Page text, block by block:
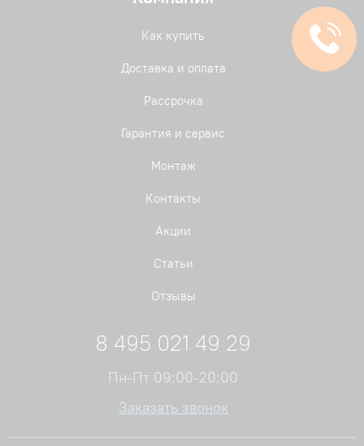
Как купить
Доставка и оплата
Рассрочка
Гарантия и сервис
Монтаж
Контакты
Акции
Статьи
Отзывы
8 495 021 49 29
Пн-Пт 09:00-20:00
Заказать звонок